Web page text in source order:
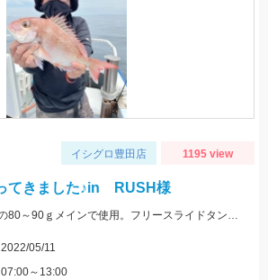
イシグロ豊田店 1195 view
てきました♪in RUSH様
タイラバはタングステンの80～90ｇメインで使用。フリースライドタングステンの反応◎ボトムを丁寧に探ることがキモでした。
2022/05/11
07:00～13:00